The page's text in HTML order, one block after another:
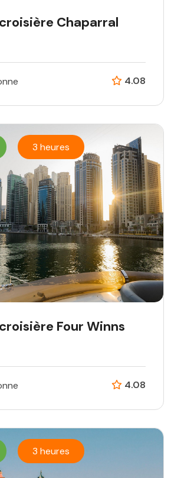
Chaparral
4.08
3 heures
Four Winns
4.08
3 heures